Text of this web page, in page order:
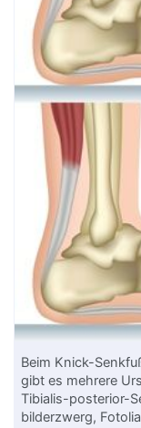
Beim Knick-
gibt es mehrere
Tibialis-posterior-
bilderzwerg, Fotolia